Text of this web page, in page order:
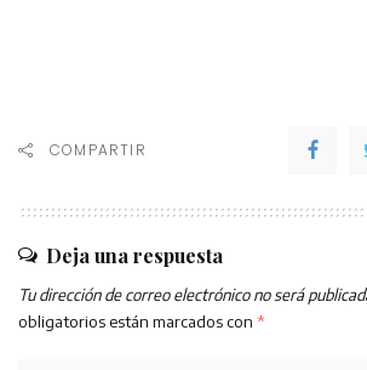
COMPARTIR
Deja una respuesta
Tu dirección de correo electrónico no será
obligatorios están marcados con *